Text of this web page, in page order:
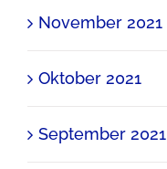
November 2021
Oktober 2021
September 2021